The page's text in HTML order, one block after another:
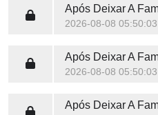
2026-08-08 05:50:03
2026-08-08 05:50:03